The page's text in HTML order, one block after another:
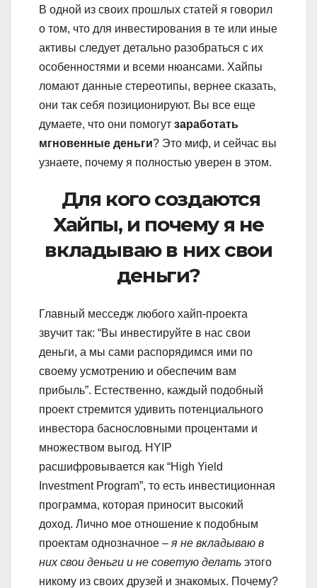
В одной из своих прошлых статей я говорил
о том, что для инвестирования в те или иные
активы следует детально разобраться с их
особенностями и всеми нюансами. Хайпы
ломают данные стереотипы, вернее сказать,
они так себя позиционируют. Вы все еще
думаете, что они помогут заработать
мгновенные деньги? Это миф, и сейчас вы
узнаете, почему я полностью уверен в этом.
Для кого создаются
Хайпы, и почему я не
вкладываю в них свои
деньги?
Главный месседж любого хайп-проекта
звучит так: “Вы инвестируйте в нас свои
деньги, а мы сами распорядимся ими по
своему усмотрению и обеспечим вам
прибыль”. Естественно, каждый подобный
проект стремится удивить потенциального
инвестора баснословными процентами и
множеством выгод. HYIP
расшифровывается как “High Yield
Investment Program”, то есть инвестиционная
программа, которая приносит высокий
доход. Лично мое отношение к подобным
проектам однозначное – я не вкладываю в
них свои деньги и не советую делать этого
никому из своих друзей и знакомых. Почему?